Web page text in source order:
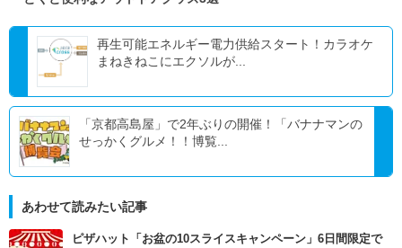
再生可能エネルギー電力供給スタート！カラオケ
まねきねこにエクソルが...
「京都高島屋」で2年ぶりの開催！「バナナマンの
せっかくグルメ！！博覧...
あわせて読みたい記事
ピザハット「お盆の10スライスキャンペーン」6日間限定で